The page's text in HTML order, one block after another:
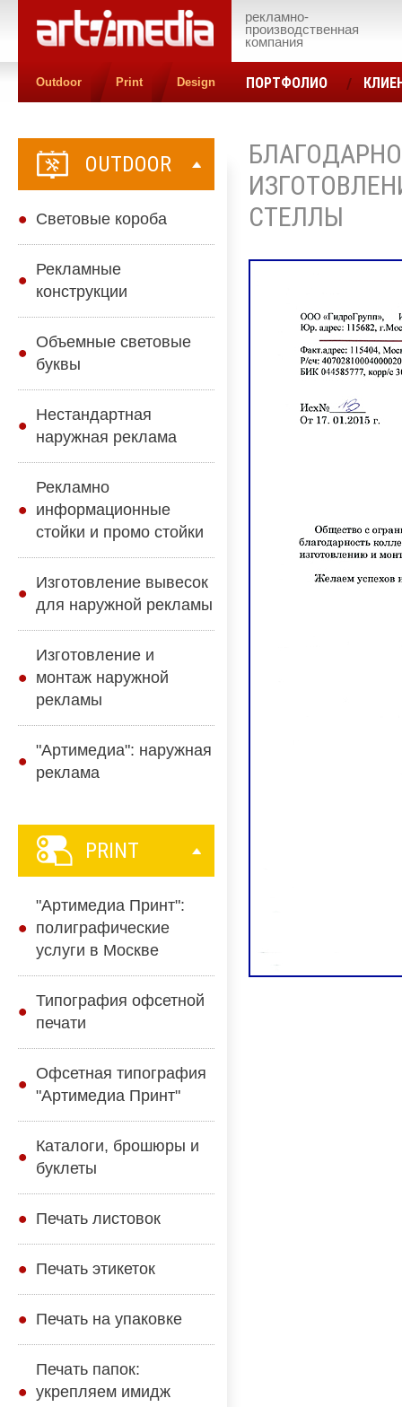
рекламно-
производственная
компания
Outdoor Print Design ПОРТФОЛИО
OUTDOOR
Cветовые короба
Рекламные
конструкции
Объемные световые
буквы
Нестандартная
наружная реклама
Рекламно
информационные
стойки и промо стойки
Изготовление вывесок
для наружной рекламы
Изготовление и
монтаж наружной
рекламы
"Артимедиа": наружная
реклама
PRINT
"Артимедиа Принт":
полиграфические
услуги в Москве
Типография офсетной
печати
Офсетная типография
"Артимедиа Принт"
Каталоги, брошюры и
буклеты
Печать листовок
Печать этикеток
Печать на упаковке
Печать папок:
укрепляем имидж
СТЕЛЛЫ